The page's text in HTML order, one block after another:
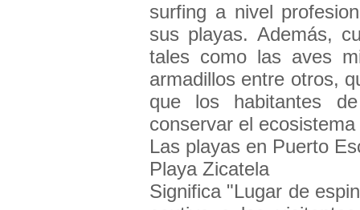
surfing a nivel
sus playas. Además,
tales como las aves
armadillos entre otros,
que los habitantes
conservar el
Las playas en Puerto
Playa Zicatela
Significa "Lugar de